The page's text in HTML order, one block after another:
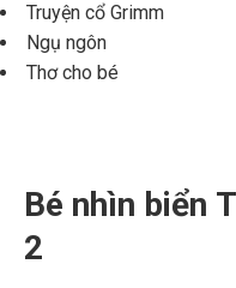
Truyện cổ Grimm
Ngụ ngôn
Thơ cho bé
Bé nhìn biển
2